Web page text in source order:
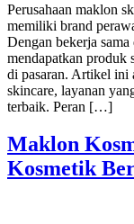
Perusahaan maklon
memiliki brand
Dengan bekerja
mendapatkan produk
di pasaran. Artikel ini
skincare, layanan
terbaik. Peran […]
Maklon
Kosmetik